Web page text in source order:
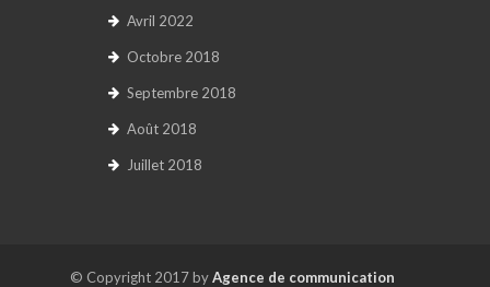
Avril 2022
Octobre 2018
Septembre 2018
Août 2018
Juillet 2018
© Copyright 2017 byAgence de communication